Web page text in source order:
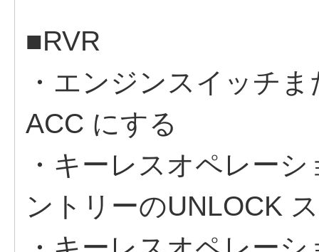
■RVR
・エンジンスイッチ
ACC にする
・キーレスオペレー
ントリーのUNLOCK